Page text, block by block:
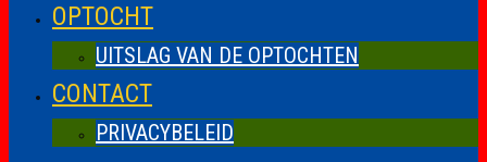
OPTOCHT
UITSLAG VAN DE OPTOCHTEN
CONTACT
PRIVACYBELEID